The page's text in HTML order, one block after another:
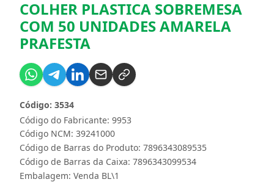
COLHER PLASTICA SOBREMESA
COM 50 UNIDADES AMARELA
PRAFESTA
Código do Fabricante: 9953
Código: 3534
Código NCM: 39241000
Código de Barras do Produto: 7896343089535
Código de Barras da Caixa: 7896343099534
Embalagem: Venda BL\1